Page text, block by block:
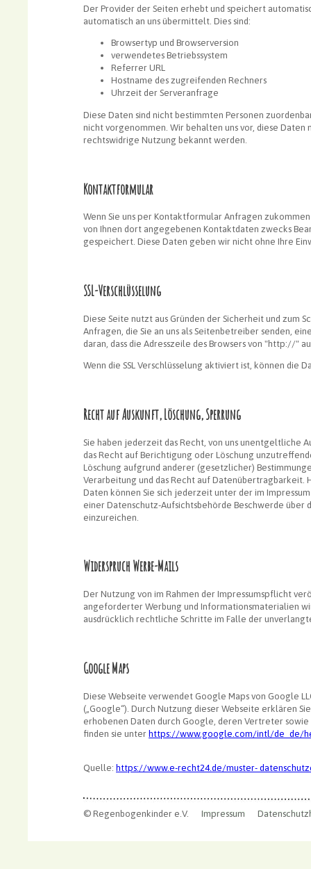
Der Provider der Seiten erhebt und speichert
automatisch an uns übermittelt. Dies sind:
Browsertyp und Browserversion
verwendetes Betriebssystem
Referrer URL
Hostname des zugreifenden Rechners
Uhrzeit der Serveranfrage
Diese Daten sind nicht bestimmten Personen
nicht vorgenommen. Wir behalten uns vor, diese
rechtswidrige Nutzung bekannt werden.
Kontaktformular
Wenn Sie uns per Kontaktformular Anfragen
von Ihnen dort angegebenen Kontaktdaten zwecks
gespeichert. Diese Daten geben wir nicht ohne Ihre
SSL-Verschlüsselung
Diese Seite nutzt aus Gründen der Sicherheit und zum
Anfragen, die Sie an uns als Seitenbetreiber senden,
daran, dass die Adresszeile des Browsers von "http://"
Wenn die SSL Verschlüsselung aktiviert ist, können die
Recht auf Auskunft, Löschung, Sperrung
Sie haben jederzeit das Recht, von uns unentgeltliche
das Recht auf Berichtigung oder Löschung
Löschung aufgrund anderer (gesetzlicher)
Verarbeitung und das Recht auf
Daten können Sie sich jederzeit unter der im
einer Datenschutz-Aufsichtsbehörde Beschwerde
einzureichen.
Widerspruch Werbe-Mails
Der Nutzung von im Rahmen der Impressumspflicht
angeforderter Werbung und Informationsmaterialien
ausdrücklich rechtliche Schritte im Falle der
Google Maps
Diese Webseite verwendet Google Maps von Google
(„Google“). Durch Nutzung dieser Webseite erklären
erhobenen Daten durch Google, deren Vertreter
finden sie unter https://www.google.com/intl/de_de/
Quelle: https://www.e-recht24.de/muster-
© Regenbogenkinder e.V. Impressum